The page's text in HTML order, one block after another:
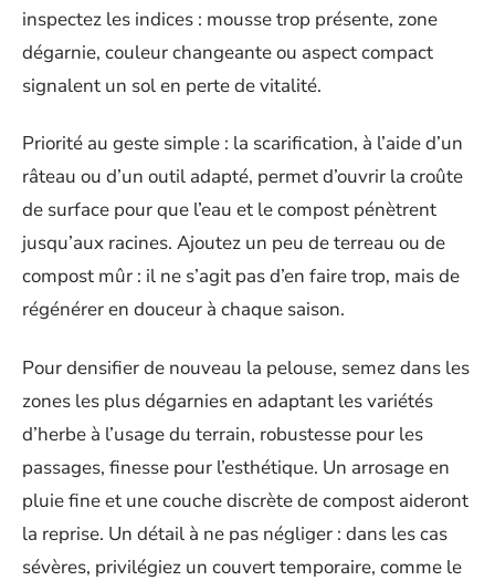
inspectez les indices : mousse trop présente, zone
dégarnie, couleur changeante ou aspect compact
signalent un sol en perte de vitalité.
Priorité au geste simple : la scarification, à l’aide d’un
râteau ou d’un outil adapté, permet d’ouvrir la croûte
de surface pour que l’eau et le compost pénètrent
jusqu’aux racines. Ajoutez un peu de terreau ou de
compost mûr : il ne s’agit pas d’en faire trop, mais de
régénérer en douceur à chaque saison.
Pour densifier de nouveau la pelouse, semez dans les
zones les plus dégarnies en adaptant les variétés
d’herbe à l’usage du terrain, robustesse pour les
passages, finesse pour l’esthétique. Un arrosage en
pluie fine et une couche discrète de compost aideront
la reprise. Un détail à ne pas négliger : dans les cas
sévères, privilégiez un couvert temporaire, comme le